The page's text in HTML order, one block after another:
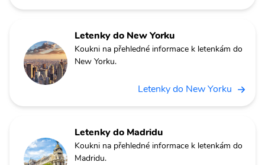
Letenky do New Yorku
Koukni na přehledné informace k letenkám do
New Yorku.
Letenky do New Yorku
Letenky do Madridu
Koukni na přehledné informace k letenkám do
Madridu.